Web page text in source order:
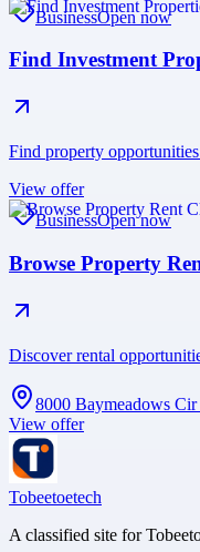
BusinessOpen now
Find Investment
Find property
View offer
BusinessOpen now
Browse Property
Discover rental
8000 Baymeadows
View offer
Tobeetoetech
A classified site for